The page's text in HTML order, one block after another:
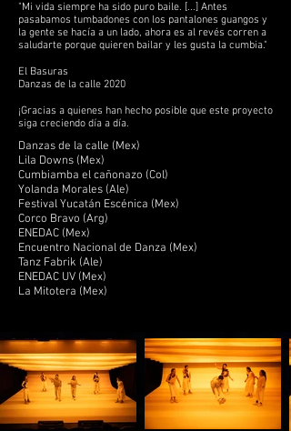
"Mi vida siempre ha sido puro baile. [...] Antes
pasabamos tumbadones con los pantalones guangos y
la gente se hacía a un lado, ahora es al revés corren a
saludarte porque quieren bailar y les gusta la cumbia."
El Basuras
Danzas de la calle 2020
¡Gracias a quienes han hecho posible que este proyecto
siga creciendo día a día.
Danzas de la calle (Mex)
Lila Downs (Mex)
Cumbiamba el cañonazo (Col)
Yolanda Morales (Ale)
Festival Yucatán Escénica (Mex)
Corco Bravo (Arg)
ENEDAC (Mex)
Encuentro Nacional de Danza (Mex)
Tanz Fabrik (Ale)
ENEDAC UV (Mex)
La Mitotera (Mex)